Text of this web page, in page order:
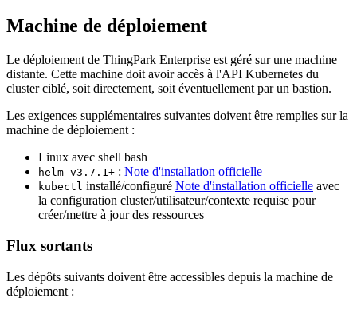
Machine de déploiement
Le déploiement de ThingPark Enterprise est géré sur une machine
distante. Cette machine doit avoir accès à l'API Kubernetes du
cluster ciblé, soit directement, soit éventuellement par un bastion.
Les exigences supplémentaires suivantes doivent être remplies sur la
machine de déploiement :
Linux avec shell bash
helm v3.7.1+ : Note d'installation officielle
kubectl installé/configuré Note d'installation officielle avec
la configuration cluster/utilisateur/contexte requise pour
créer/mettre à jour des ressources
Flux sortants
Les dépôts suivants doivent être accessibles depuis la machine de
déploiement :